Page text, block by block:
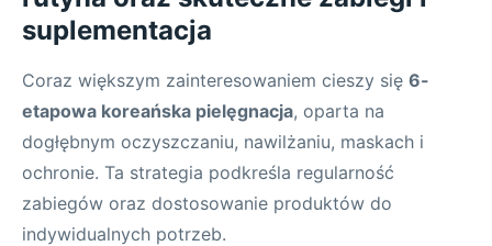
suplementacja
Coraz większym zainteresowaniem cieszy się 6-
etapowa koreańska pielęgnacja, oparta na
dogłębnym oczyszczaniu, nawilżaniu, maskach i
ochronie. Ta strategia podkreśla regularność
zabiegów oraz dostosowanie produktów do
indywidualnych potrzeb.